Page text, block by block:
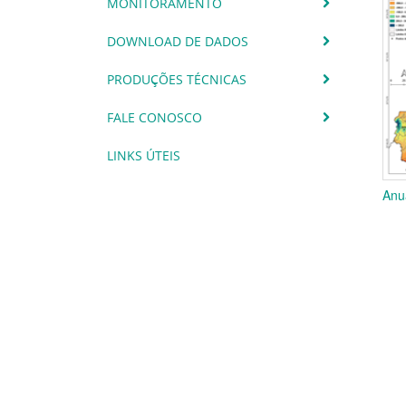
DOWNLOAD DE DADOS
PRODUÇÕES TÉCNICAS
FALE CONOSCO
LINKS ÚTEIS